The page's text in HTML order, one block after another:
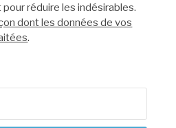
réduire les indésirables.
dont les données de vos
.